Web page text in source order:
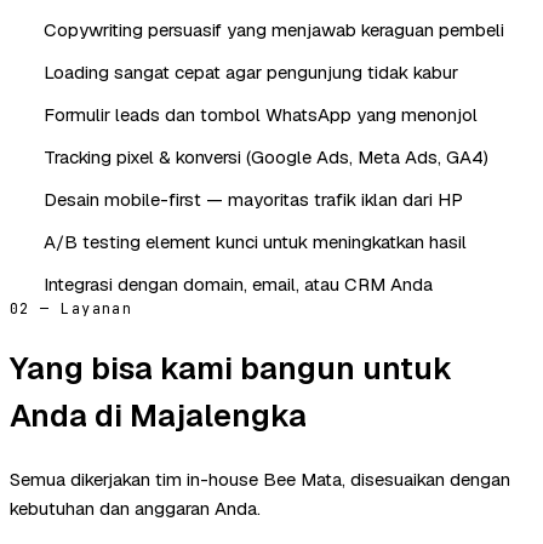
Copywriting persuasif yang menjawab keraguan pembeli
Loading sangat cepat agar pengunjung tidak kabur
Formulir leads dan tombol WhatsApp yang menonjol
Tracking pixel & konversi (Google Ads, Meta Ads, GA4)
Desain mobile-first — mayoritas trafik iklan dari HP
A/B testing element kunci untuk meningkatkan hasil
Integrasi dengan domain, email, atau CRM Anda
02 — Layanan
Yang bisa kami bangun untuk
Anda di Majalengka
Semua dikerjakan tim in-house Bee Mata, disesuaikan dengan
kebutuhan dan anggaran Anda.